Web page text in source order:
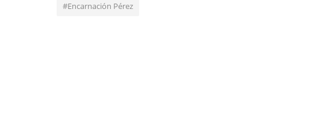
#Encarnación Pérez